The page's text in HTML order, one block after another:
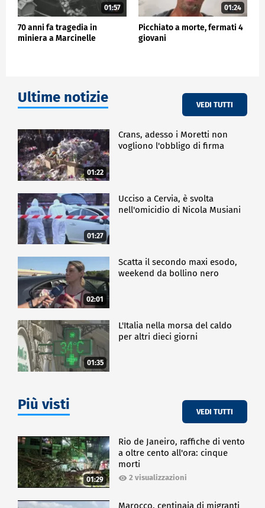
01:57
70 anni fa tragedia in
miniera a Marcinelle
01:24
Picchiato a morte, fermati 4
giovani
Ultime notizie VEDI TUTTI
01:22
Crans, adesso i Moretti non
vogliono l'obbligo di firma
01:27
Ucciso a Cervia, è svolta
nell'omicidio di Nicola Musiani
02:01
Scatta il secondo maxi esodo,
weekend da bollino nero
01:35
L'Italia nella morsa del caldo
per altri dieci giorni
Più visti VEDI TUTTI
01:29
Rio de Janeiro, raffiche di vento
a oltre cento all'ora: cinque
morti
2 visualizzazioni
Marocco, centinaia di migranti